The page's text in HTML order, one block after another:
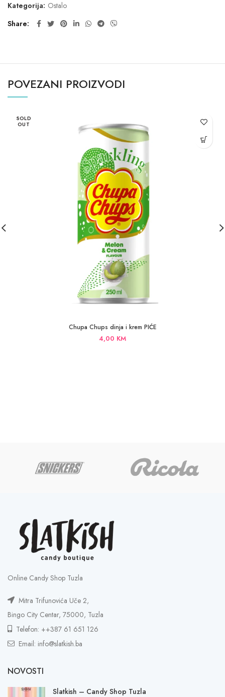
Kategorija: Ostalo
Share
POVEZANI PROIZVODI
SOLD
OUT
Chupa Chups dinja i krem PIĆE
4,00 KM
Online Candy Shop Tuzla
Mitra Trifunovića Uče 2,
Bingo City Centar, 75000, Tuzla
Telefon: ++387 61 651 126
Email: info@slatkish.ba
NOVOSTI
Slatkish – Candy Shop Tuzla